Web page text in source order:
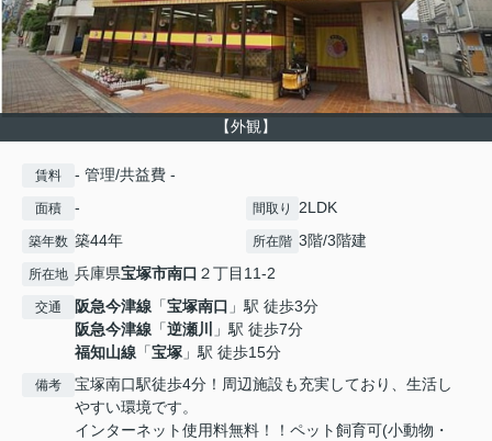
【外観】
賃料 - 管理/共益費 -
面積 - 間取り 2LDK
築年数 築44年 所在階 3階/3階建
所在地 兵庫県宝塚市南口 ２丁目11-2
交通 阪急今津線 「宝塚南口 」駅 徒歩3分
阪急今津線 「逆瀬川
」駅 徒歩7分
福知山線 「宝塚 」駅 徒歩15分
備考
宝塚南口駅徒歩4分！周辺施設も充実しており、生活し
やすい環境です。
インターネット使用料無料！！ペット飼育可(小動物・